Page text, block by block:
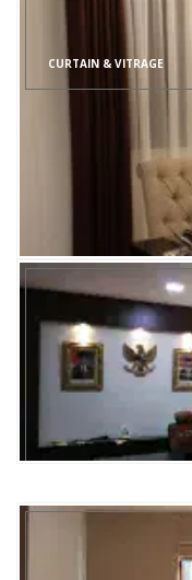
CURTAIN & VITRAGE